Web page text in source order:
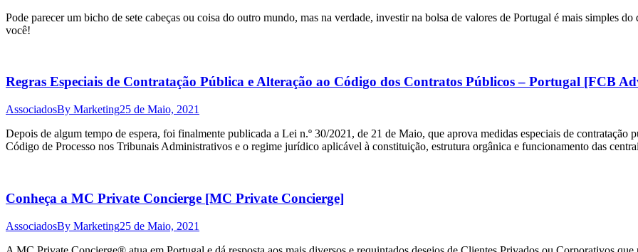
Pode parecer um bicho de sete cabeças ou coisa do outro mundo, mas na verdade, investir na bolsa de valores de Portugal é mais simples do
você!
Regras Especiais de Contratação Pública e Alteração ao Código dos Contratos Públicos – Portugal [FCB
AssociadosBy Marketing25 de Maio, 2021
Depois de algum tempo de espera, foi finalmente publicada a Lei n.º 30/2021, de 21 de Maio, que aprova medidas especiais de
Código de Processo nos Tribunais Administrativos e o regime jurídico aplicável à constituição, estrutura orgânica e funcionamento das
Conheça a MC Private Concierge [MC Private Concierge]
AssociadosBy Marketing25 de Maio, 2021